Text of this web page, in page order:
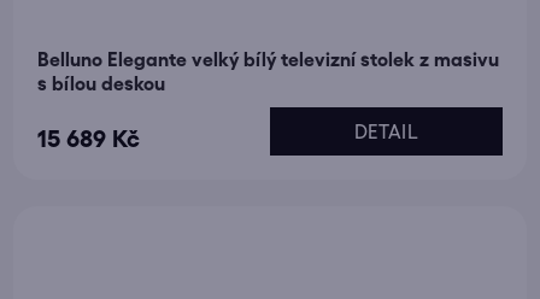
Belluno Elegante velký bílý televizní stolek z masivu
s bílou deskou
15 689 Kč DETAIL